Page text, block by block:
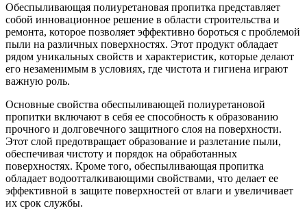
Обеспыливающая полиуретановая пропитка представляет
собой инновационное решение в области строительства и
ремонта, которое позволяет эффективно бороться с проблемой
пыли на различных поверхностях. Этот продукт обладает
рядом уникальных свойств и характеристик, которые делают
его незаменимым в условиях, где чистота и гигиена играют
важную роль.
Основные свойства обеспыливающей полиуретановой
пропитки включают в себя ее способность к образованию
прочного и долговечного защитного слоя на поверхности.
Этот слой предотвращает образование и разлетание пыли,
обеспечивая чистоту и порядок на обработанных
поверхностях. Кроме того, обеспыливающая пропитка
обладает водоотталкивающими свойствами, что делает ее
эффективной в защите поверхностей от влаги и увеличивает
их срок службы.